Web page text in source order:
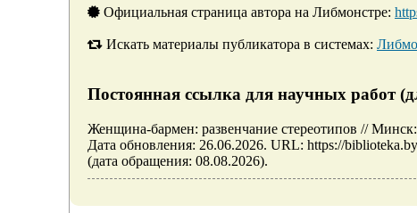
Официальная страница автора на Либмонстре:
Искать материалы публикатора в системах:
Постоянная ссылка для научных работ
Женщина-бармен: развенчание стереотипов //
Дата обновления: 26.06.2026. URL: https://
(дата обращения: 08.08.2026).